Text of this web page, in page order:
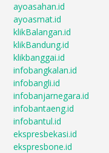
ayoasahan.id
ayoasmat.id
klikBalangan.id
klikBandung.id
klikbanggai.id
infobangkalan.id
infobangli.id
infobanjarnegara.id
infobantaeng.id
infobantul.id
ekspresbekasi.id
ekspresbone.id